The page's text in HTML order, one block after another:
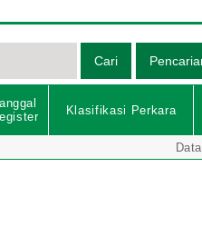
Klasifikasi Perkara